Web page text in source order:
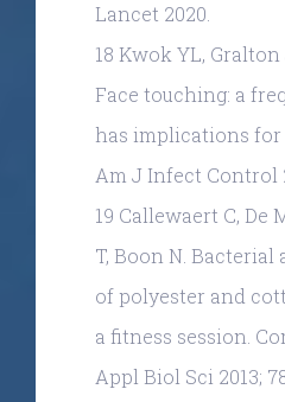
Lancet 2020.
18 Kwok YL, Gralton
Face touching: a
has implications for
Am J Infect Control
19 Callewaert C, De
T, Boon N.
of polyester and
a fitness session.
Appl Biol Sci 2013;